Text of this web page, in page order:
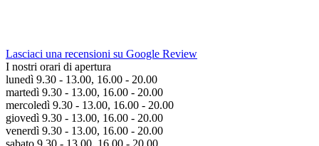
Lasciaci una recensioni su Google Review
I nostri orari di apertura
lunedì 9.30 - 13.00, 16.00 - 20.00
martedì 9.30 - 13.00, 16.00 - 20.00
mercoledì 9.30 - 13.00, 16.00 - 20.00
giovedì 9.30 - 13.00, 16.00 - 20.00
venerdì 9.30 - 13.00, 16.00 - 20.00